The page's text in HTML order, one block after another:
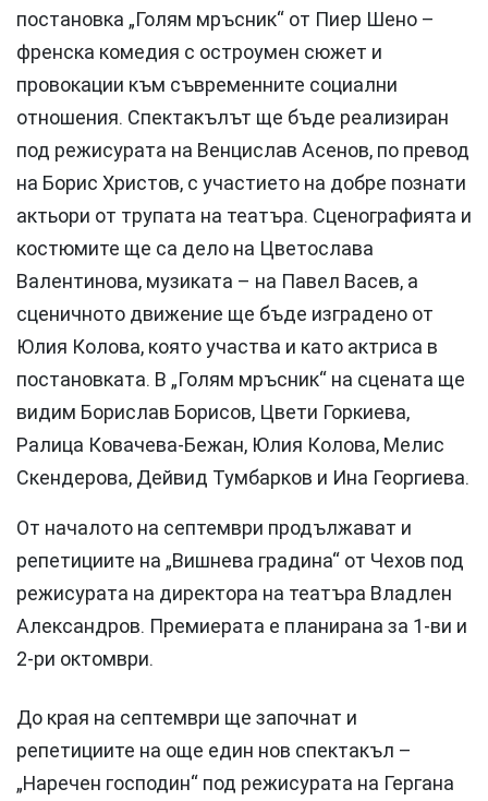
постановка „Голям мръсник“ от Пиер Шено –
френска комедия с остроумен сюжет и
провокации към съвременните социални
отношения. Спектакълът ще бъде реализиран
под режисурата на Венцислав Асенов, по превод
на Борис Христов, с участието на добре познати
актьори от трупата на театъра. Сценографията и
костюмите ще са дело на Цветослава
Валентинова, музиката – на Павел Васев, а
сценичното движение ще бъде изградено от
Юлия Колова, която участва и като актриса в
постановката. В „Голям мръсник“ на сцената ще
видим Борислав Борисов, Цвети Горкиева,
Ралица Ковачева-Бежан, Юлия Колова, Мелис
Скендерова, Дейвид Тумбарков и Ина Георгиева.
От началото на септември продължават и
репетициите на „Вишнева градина“ от Чехов под
режисурата на директора на театъра Владлен
Александров. Премиерата е планирана за 1-ви и
2-ри октомври.
До края на септември ще започнат и
репетициите на още един нов спектакъл –
„Наречен господин“ под режисурата на Гергана